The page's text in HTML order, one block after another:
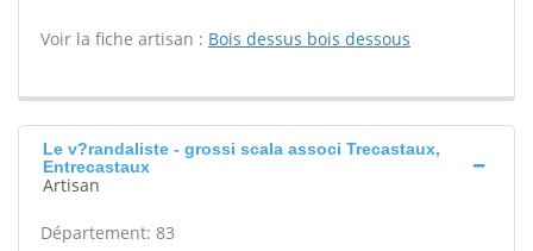
Voir la fiche artisan : Bois dessus bois dessous
Le v?randaliste - grossi scala associ Trecastaux,
Entrecastaux
Artisan
Département: 83